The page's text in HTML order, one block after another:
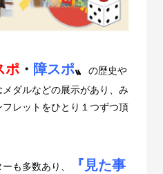
ポ ・ 障スポ〟
の歴史や
ダルなどの展示があり、み
レットをひとり１つずつ頂
も多数あり、
『見た事